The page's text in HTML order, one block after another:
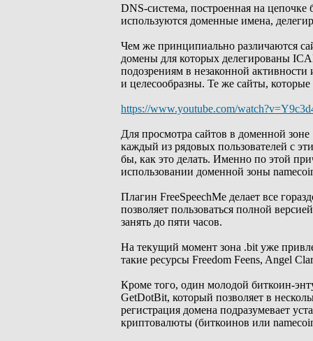
DNS-система, построенная на цепочке
используются доменные имена,
Чем же принципиально различаются
домены для которых делегированы
подозрениям в незаконной
и целесообразны. Те же сайты,
https://www.youtube.com/
Для просмотра сайтов в доменной
каждый из рядовых пользователей с
бы, как это делать. Именно по этой
использовании доменной зоны
Плагин FreeSpeechMe делает все
позволяет пользоваться полной
занять до пяти часов.
На текущий момент зона .bit уже
такие ресурсы Freedom Feens, Angel
Кроме того, один молодой биткоин-
GetDotBit, который позволяет в
регистрация домена подразумевает
криптовалюты (биткоинов или